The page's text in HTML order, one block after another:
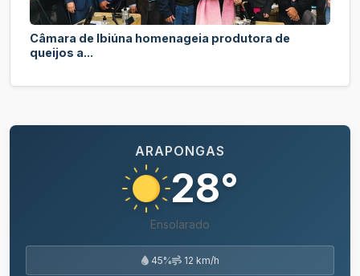
Câmara de Ibiúna homenageia produtora de
queijos a...
ARAPONGAS
28°
Ensolarado
45% 12 km/h